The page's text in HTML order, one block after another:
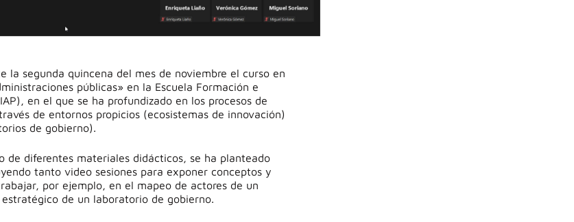
la segunda quincena del mes de noviembre el curso en
públicas» en la Escuela Formación e
en el que se ha profundizado en los procesos de
de entornos propicios (ecosistemas de innovación)
de gobierno).
de diferentes materiales didácticos, se ha planteado
tanto video sesiones para exponer conceptos y
por ejemplo, en el mapeo de actores de un
de un laboratorio de gobierno.